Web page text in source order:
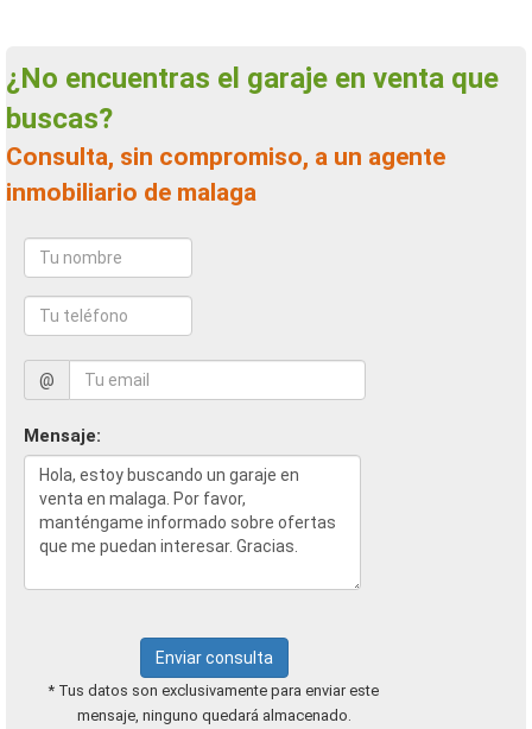
¿No encuentras el garaje en venta que
buscas?
Consulta, sin compromiso, a un agente
inmobiliario de malaga
@
Mensaje:
Enviar consulta
* Tus datos son exclusivamente para enviar este
mensaje, ninguno quedará almacenado.